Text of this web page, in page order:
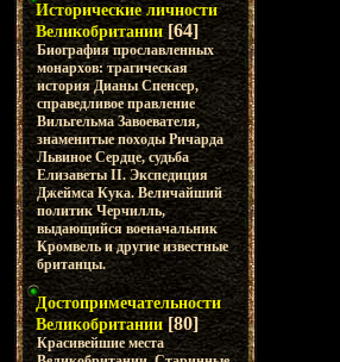
Исторические личности
Великобритании [64]
Биография прославленных
монархов: трагическая
история Дианы Спенсер,
справедливое правление
Вильгельма Завоевателя,
знаменитые походы Ричарда
Львиное Сердце, судьба
Елизаветы II. Экспедиция
Джеймса Кука. Величайший
политик Черчилль,
выдающийся военачальник
Кромвель и другие известные
британцы.
Достопримечательности
Великобритании [80]
Красивейшие места